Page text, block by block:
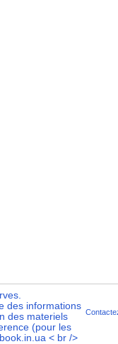
des informations
des materiels
(pour les
< br />